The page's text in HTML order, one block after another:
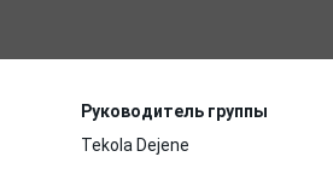
Руководитель группы
Tekola Dejene